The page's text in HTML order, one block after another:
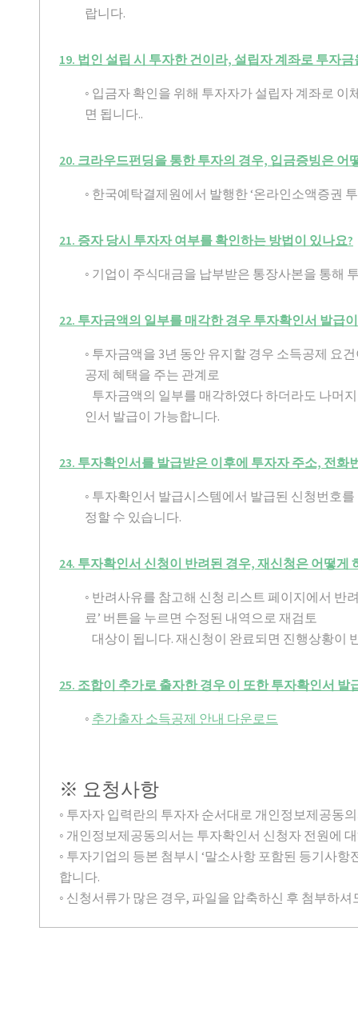
랍니다.
19. 법인 설립 시 투자한 건이라, 설립자 계좌로 투자
◦ 입금자 확인을 위해 투자자가 설립자 계좌로
면 됩니다..
20. 크라우드펀딩을 통한 투자의 경우, 입금증빙은 어
◦ 한국예탁결제원에서 발행한 ‘온라인소액증권
21. 증자 당시 투자자 여부를 확인하는 방법이 있나요?
◦ 기업이 주식대금을 납부받은 통장사본을 통해
22. 투자금액의 일부를 매각한 경우 투자확인서 발급
◦ 투자금액을 3년 동안 유지할 경우 소득공제 요
공제 혜택을 주는 관계로
투자금액의 일부를 매각하였다 하더라도 나머
인서 발급이 가능합니다.
23. 투자확인서를 발급받은 이후에 투자자 주소, 전
◦ 투자확인서 발급시스템에서 발급된 신청번호
정할 수 있습니다.
24. 투자확인서 신청이 반려된 경우, 재신청은 어떻게
◦ 반려사유를 참고해 신청 리스트 페이지에서 반
료’ 버튼을 누르면 수정된 내역으로 재검토
대상이 됩니다. 재신청이 완료되면 진행상황이
25. 조합이 추가로 출자한 경우 이 또한 투자확인서 발
◦ 추가출자 소득공제 안내 다운로드
※ 요청사항
◦ 투자자 입력란의 투자자 순서대로 개인정보제공동
◦ 개인정보제공동의서는 투자확인서 신청자 전원에
◦ 투자기업의 등본 첨부시 ‘말소사항 포함된 등기사
합니다.
◦ 신청서류가 많은 경우, 파일을 압축하신 후 첨부하셔